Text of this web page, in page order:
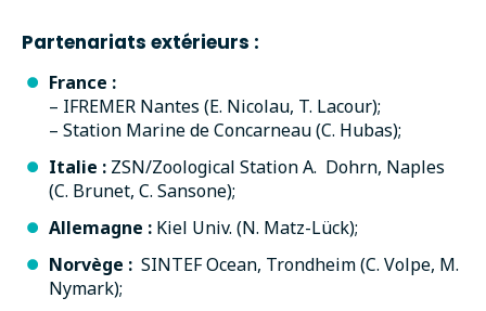
Partenariats extérieurs :
France :
– IFREMER Nantes (E. Nicolau, T. Lacour);
– Station Marine de Concarneau (C. Hubas);
Italie : ZSN/Zoological Station A. Dohrn, Naples
(C. Brunet, C. Sansone);
Allemagne : Kiel Univ. (N. Matz-Lück);
Norvège : SINTEF Ocean, Trondheim (C. Volpe, M.
Nymark);